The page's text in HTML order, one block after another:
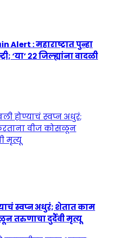
: महाराष्ट्रात पुन्हा
‘या’ २२ जिल्ह्यांना वादळी
स्वप्न अधुरं; शेतात काम
तरुणाचा दुर्दैवी मृत्यू